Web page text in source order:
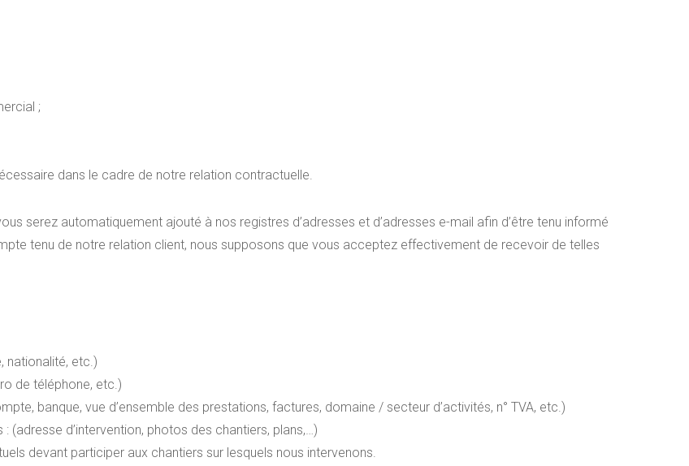
;
dans le cadre de notre relation contractuelle.
serez automatiquement ajouté à nos registres d’adresses et d’adresses e-mail afin d’être tenu informé
tenu de notre relation client, nous supposons que vous acceptez effectivement de recevoir de telles
nationalité, etc.)
de téléphone, etc.)
banque, vue d’ensemble des prestations, factures, domaine / secteur d’activités, n° TVA, etc.)
(adresse d’intervention, photos des chantiers, plans,…)
devant participer aux chantiers sur lesquels nous intervenons.